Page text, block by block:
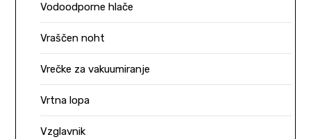
Vodoodporne hlače
Vraščen noht
Vrečke za vakuumiranje
Vrtna lopa
Vzglavnik